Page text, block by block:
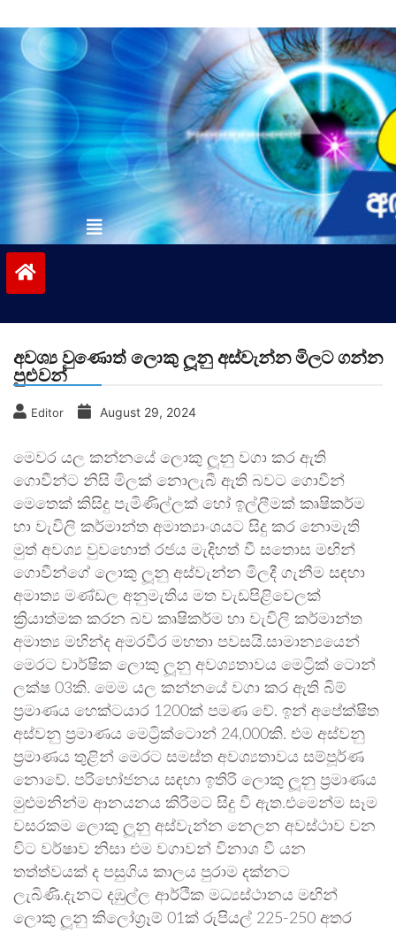
to
contentvinivida.lk
අවශ්‍ය වුණොත් ලොකු ලූනු අස්වැන්න මිලට ගන්න
පුළුවන්
Editor August 29, 2024
මෙවර යල කන්නයේ ලොකු ලූනු වගා කර ඇති
ගොවීන්ට නිසි මිලක් නොලැබී ඇති බවට ගොවීන්
මෙතෙක් කිසිදු පැමිණිල්ලක් හෝ ඉල්ලීමක් කෘෂිකර්ම
හා වැවිලි කර්මාන්ත අමාත්‍යාංශයට සිදු කර නොමැති
මුත් අවශ්‍ය වුවහොත් රජය මැදිහත් වී සතොස මඟින්
ගොවීන්ගේ ලොකු ලූනු අස්වැන්න මිලදී ගැනීම සඳහා
අමාත්‍ය මණ්ඩල අනුමැතිය මත වැඩපිළිවෙලක්
ක්‍රියාත්මක කරන බව කෘෂිකර්ම හා වැවිලි කර්මාන්ත
අමාත්‍ය මහින්ද අමරවීර මහතා පවසයි.සාමාන්‍යයෙන්
මෙරට වාර්ෂික ලොකු ලූනු අවශ්‍යතාවය මෙට්‍රික් ටොන්
ලක්ෂ 03කි. මෙම යල කන්නයේ වගා කර ඇති බිම්
ප්‍රමාණය හෙක්ටයාර 1200ක් පමණ වේ. ඉන් අපේක්ෂිත
අස්වනු ප්‍රමාණය මෙට්‍රික්ටොන් 24,000කි. එම අස්වනු
ප්‍රමාණය තුළින් මෙරට සමස්ත අවශ්‍යතාවය සම්පූර්ණ
නොවේ. පරිභෝජනය සඳහා ඉතිරි ලොකු ලූනු ප්‍රමාණය
මුළුමනින්ම ආනයනය කිරීමට සිදු වී ඇත.එමෙන්ම සෑම
වසරකම ලොකු ලූනු අස්වැන්න නෙලන අවස්ථාව වන
විට වර්ෂාව නිසා එම වගාවන් විනාශ වී යන
තත්ත්වයක් ද පසුගිය කාලය පුරාම දක්නට
ලැබිණි.දැනට දඹුල්ල ආර්ථික මධ්‍යස්ථානය මඟින්
ලොකු ලූනු කිලෝග්‍රෑම් 01ක් රුපියල් 225-250 අතර